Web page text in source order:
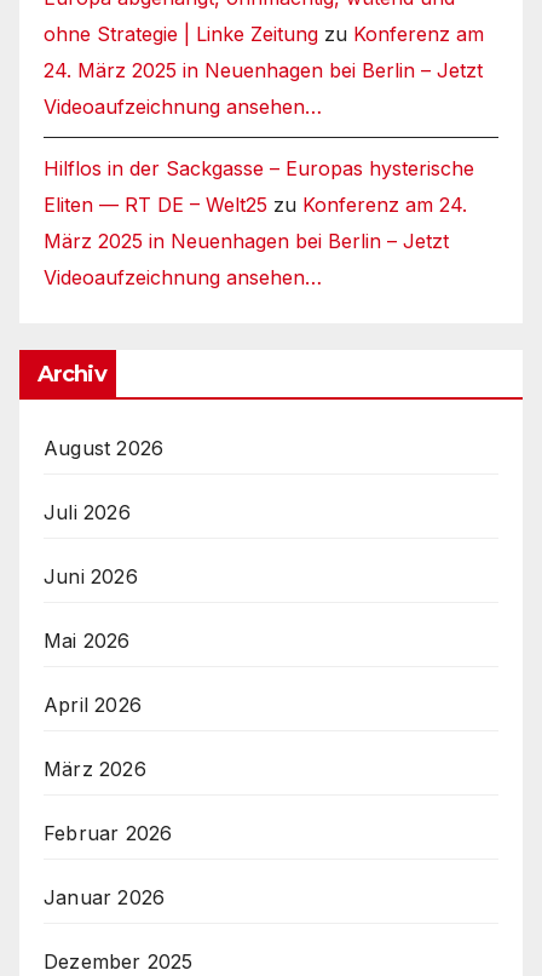
ohne Strategie | Linke Zeitung zu Konferenz am
24. März 2025 in Neuenhagen bei Berlin – Jetzt
Videoaufzeichnung ansehen…
Hilflos in der Sackgasse – Europas hysterische
Eliten — RT DE – Welt25 zu Konferenz am 24.
März 2025 in Neuenhagen bei Berlin – Jetzt
Videoaufzeichnung ansehen…
Archiv
August 2026
Juli 2026
Juni 2026
Mai 2026
April 2026
März 2026
Februar 2026
Januar 2026
Dezember 2025